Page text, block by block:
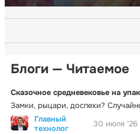
Блоги — Читаемое
Сказочное средневековье на
Замки, рыцари, доспехи?
Главный
технолог
30 июля '26